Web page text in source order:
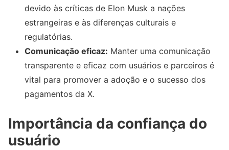
devido às críticas de Elon Musk a nações
estrangeiras e às diferenças culturais e
regulatórias.
Comunicação eficaz: Manter uma comunicação
transparente e eficaz com usuários e parceiros é
vital para promover a adoção e o sucesso dos
pagamentos da X.
Importância da confiança do
usuário